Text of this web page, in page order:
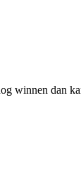
winnen dan